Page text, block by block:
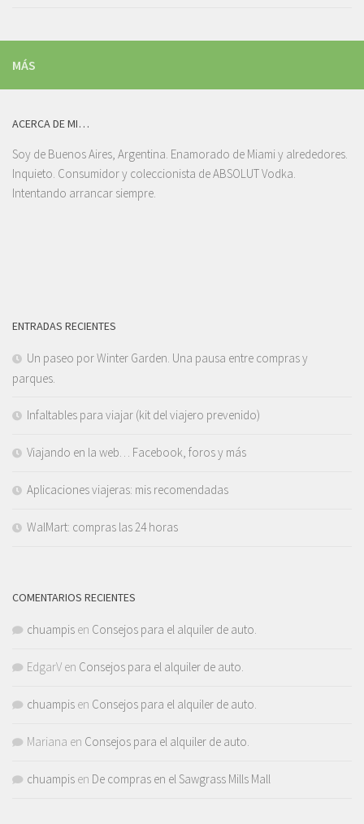
MÁS
ACERCA DE MI…
Soy de Buenos Aires, Argentina. Enamorado de Miami y alrededores.
Inquieto. Consumidor y coleccionista de ABSOLUT Vodka.
Intentando arrancar siempre.
ENTRADAS RECIENTES
Un paseo por Winter Garden. Una pausa entre compras y
parques.
Infaltables para viajar (kit del viajero prevenido)
Viajando en la web… Facebook, foros y más
Aplicaciones viajeras: mis recomendadas
WalMart: compras las 24 horas
COMENTARIOS RECIENTES
chuampis en Consejos para el alquiler de auto.
EdgarV en Consejos para el alquiler de auto.
chuampis en Consejos para el alquiler de auto.
Mariana en Consejos para el alquiler de auto.
chuampis en De compras en el Sawgrass Mills Mall